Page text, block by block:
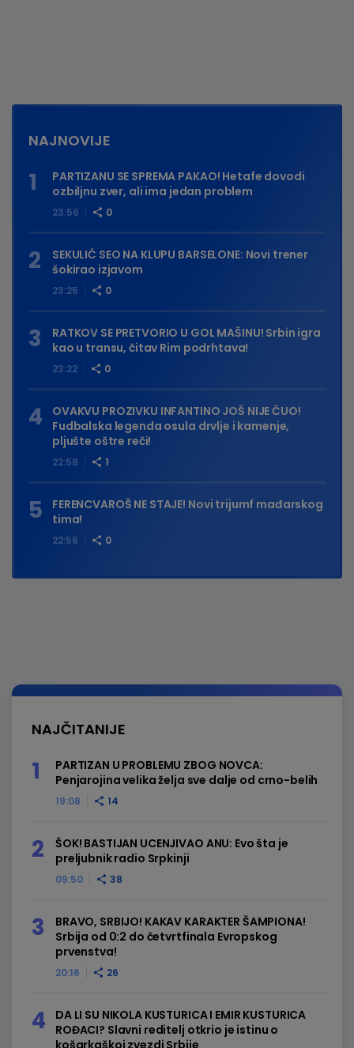
NAJNOVIJE
23:56 0
PARTIZANU SE SPREMA PAKAO! Hetafe dovodi
ozbiljnu zver, ali ima jedan problem
23:25 0
SEKULIĆ SEO NA KLUPU BARSELONE: Novi trener
šokirao izjavom
23:22 0
RATKOV SE PRETVORIO U GOL MAŠINU! Srbin igra
kao u transu, čitav Rim podrhtava!
22:58 1
OVAKVU PROZIVKU INFANTINO JOŠ NIJE ČUO!
Fudbalska legenda osula drvlje i kamenje,
pljušte oštre reči!
22:56 0
FERENCVAROŠ NE STAJE! Novi trijumf mađarskog
tima!
NAJČITANIJE
19:08 14
PARTIZAN U PROBLEMU ZBOG NOVCA:
Penjarojina velika želja sve dalje od crno-belih
09:50 38
ŠOK! BASTIJAN UCENJIVAO ANU: Evo šta je
preljubnik radio Srpkinji
20:16 26
BRAVO, SRBIJO! KAKAV KARAKTER ŠAMPIONA!
Srbija od 0:2 do četvrtfinala Evropskog
prvenstva!
DA LI SU NIKOLA KUSTURICA I EMIR KUSTURICA
ROĐACI? Slavni reditelj otkrio je istinu o
košarkaškoj zvezdi Srbije